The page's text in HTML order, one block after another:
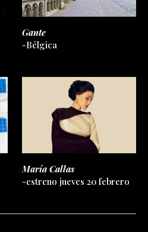
Gante
-Bélgica
María Callas
-estreno jueves 20 febrero